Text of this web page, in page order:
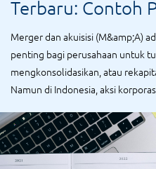
Terbaru: Contoh
Dasar Hukum
Merger dan akuisisi (M&amp;A)
penting bagi perusahaan untuk
mengkonsolidasikan, atau
Namun di Indonesia, aksi